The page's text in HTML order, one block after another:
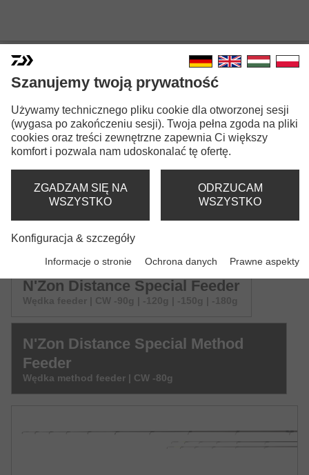
N'ZON DISTANCE SPECIAL
FEEDER
N'Zon Distance Special Feeder
Wędka feeder | CW -90g | -120g | -150g | -180g
N'Zon Distance Special Method
Feeder
Wędka method feeder | CW -80g
Szanujemy twoją prywatność
Używamy technicznego pliku cookie dla otworzonej sesji
(wygasa po zakończeniu sesji). Twoja pełna zgoda na pliki
cookies oraz treści zewnętrzne zapewnia Ci większy
komfort i pozwala nam udoskonalać tę ofertę.
ZGADZAM SIĘ NA
WSZYSTKO
ODRZUCAM
WSZYSTKO
Konfiguracja & szczegóły
Informacje o stronie Ochrona danych Prawne aspekty